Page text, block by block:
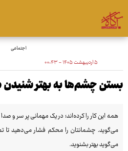
اجتماعی
۵ اردیبهشت ۱۴۰۵ - ۰۰:۴۳
بستن چشم‌ها به بهتر
همه این کار را کرده‌اند؛ در یک مهمانی پر سر و
می‌گوید. چشمانتان را محکم فشار می‌دهید تا
می‌گوید بهتر بشنوید.